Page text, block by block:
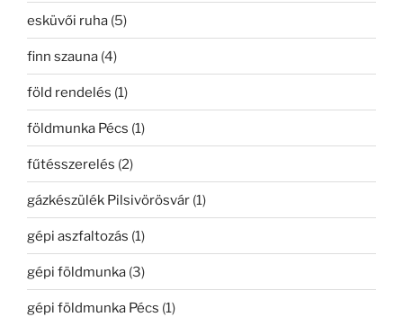
esküvői ruha (5)
finn szauna (4)
föld rendelés (1)
földmunka Pécs (1)
fűtésszerelés (2)
gázkészülék Pilsivörösvár (1)
gépi aszfaltozás (1)
gépi földmunka (3)
gépi földmunka Pécs (1)